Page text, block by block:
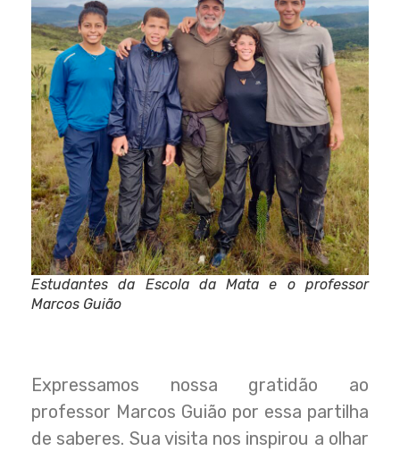
Estudantes da Escola da Mata e o professor
Marcos Guião
Expressamos nossa gratidão ao
professor Marcos Guião por essa partilha
de saberes. Sua visita nos inspirou a olhar